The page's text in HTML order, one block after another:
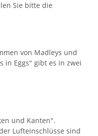
Sie bitte die
von Madleys und
in Eggs" gibt es in zwei
und Kanten".
Lufteinschlüsse sind